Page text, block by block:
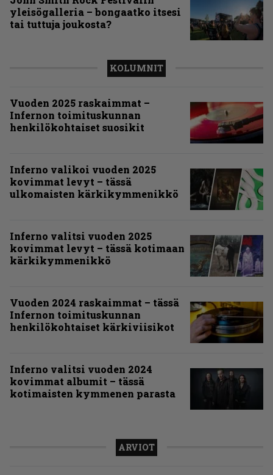
yleisögalleria – bongaatko itsesi
tai tuttuja joukosta?
KOLUMNIT
Vuoden 2025 raskaimmat –
Infernon toimituskunnan
henkilökohtaiset suosikit
Inferno valikoi vuoden 2025
kovimmat levyt – tässä
ulkomaisten kärkikymmenikkö
Inferno valitsi vuoden 2025
kovimmat levyt – tässä kotimaan
kärkikymmenikkö
Vuoden 2024 raskaimmat – tässä
Infernon toimituskunnan
henkilökohtaiset kärkiviisikot
Inferno valitsi vuoden 2024
kovimmat albumit – tässä
kotimaisten kymmenen parasta
ARVIOT